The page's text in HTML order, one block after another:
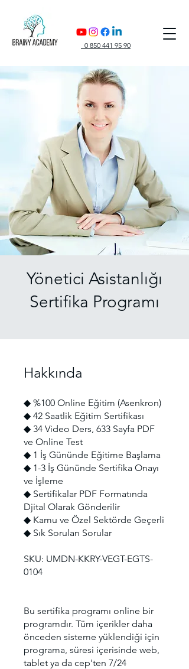
0 850 441 95 90
Yönetici Asistanlığı
Sertifika Programı
Hakkında
◆ %100 Online Eğitim (Asenkron)
◆ 42 Saatlik Eğitim Sertifikası
◆ 34 Video Ders, 633 Sayfa PDF
ve Online Test
◆ 1 İş Gününde Eğitime Başlama
◆ 1-3 İş Gününde Sertifika Onayı
ve İşleme
◆ Sertifikalar PDF Formatında
Djital Olarak Gönderilir
◆ Kamu ve Özel Sektörde Geçerli
◆ Sık Sorulan Sorular
SKU: UMDN-KKRY-VEGT-EGTS-
0104
Bu sertifika programı online bir
programdır. Tüm içerikler daha
önceden sisteme yüklendiği için
programa, süresi içerisinde web,
tablet ya da cep'ten 7/24